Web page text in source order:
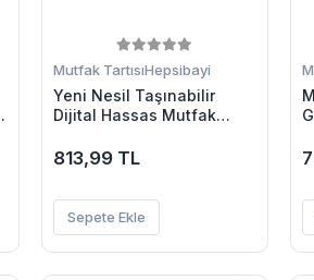
Mutfak TartısıHepsibayi
Yeni Nesil Taşınabilir
Dijital Hassas Mutfak
Hassas Ölçüm 10 Kg
813,99 TL
Sepete Ekle